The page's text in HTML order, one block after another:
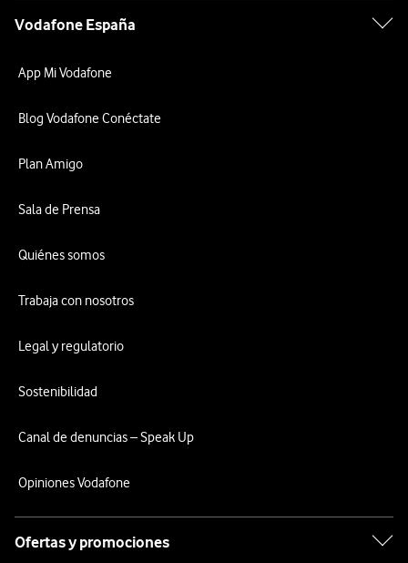
Vodafone España
App Mi Vodafone
Blog Vodafone Conéctate
Plan Amigo
Sala de Prensa
Quiénes somos
Trabaja con nosotros
Legal y regulatorio
Sostenibilidad
Canal de denuncias – Speak Up
Opiniones Vodafone
Ofertas y promociones